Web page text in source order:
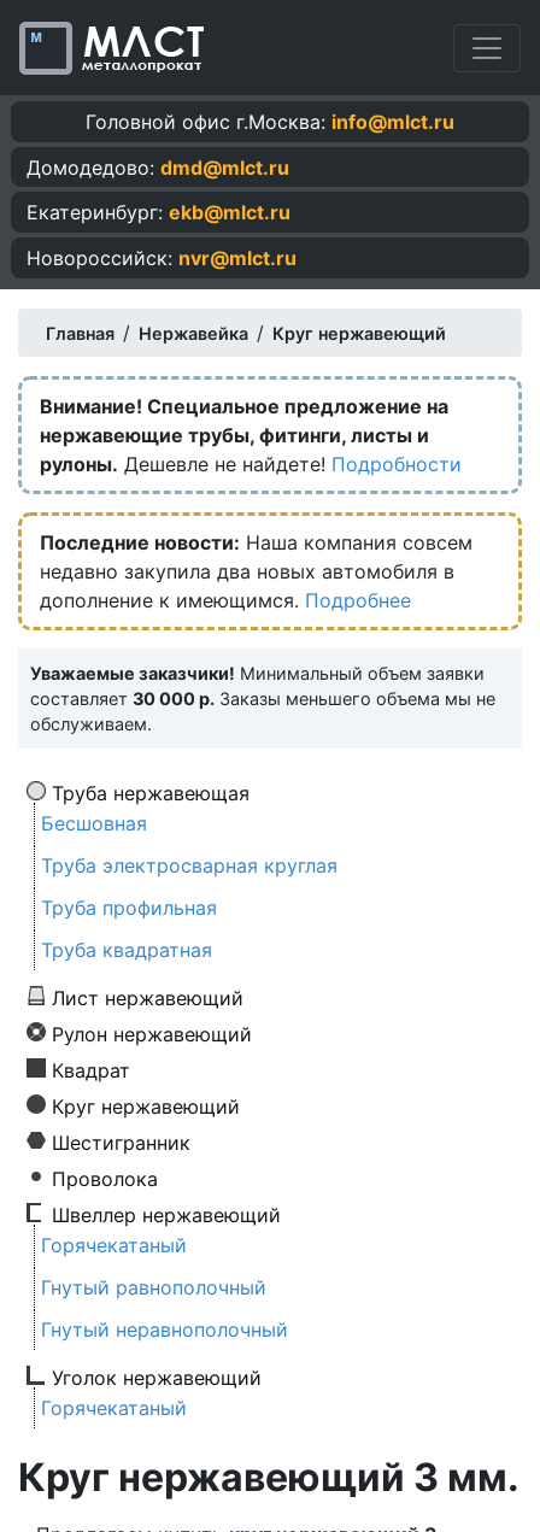
Головной офис г.Москва: info@mlct.ru
Домодедово: dmd@mlct.ru
Екатеринбург: ekb@mlct.ru
Новороссийск: nvr@mlct.ru
Главная / Нержавейка / Круг нержавеющий
Внимание! Специальное предложение на
нержавеющие трубы, фитинги, листы и
рулоны. Дешевле не найдете! Подробности
Последние новости: Наша компания совсем
недавно закупила два новых автомобиля в
дополнение к имеющимся. Подробнее
Уважаемые заказчики! Минимальный объем заявки
составляет 30 000 р. Заказы меньшего объема мы не
обслуживаем.
Труба нержавеющая
Бесшовная
Труба электросварная круглая
Труба профильная
Труба квадратная
Лист нержавеющий
Рулон нержавеющий
Квадрат
Круг нержавеющий
Шестигранник
Проволока
Швеллер нержавеющий
Горячекатаный
Гнутый равнополочный
Гнутый неравнополочный
Уголок нержавеющий
Горячекатаный
Круг нержавеющий 3 мм.